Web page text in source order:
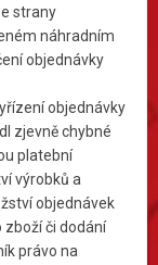
strany
náhradním
objednávky
objednávky
zjevně chybné
platební
výrobků a
objednávek
zboží či dodání
právo na